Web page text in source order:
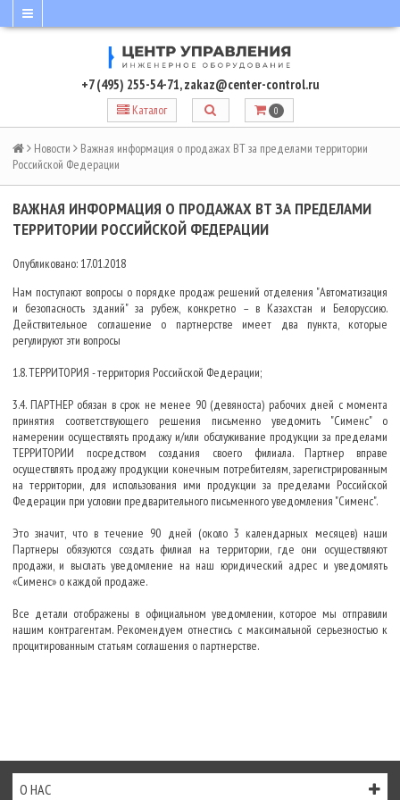
+7 (495) 255-54-71,zakaz@center-control.ru
Каталог 0
Новости
Важная информация о продажах BT за пределами территории
Российской Федерации
ВАЖНАЯ ИНФОРМАЦИЯ О ПРОДАЖАХ BT ЗА ПРЕДЕЛАМИ
ТЕРРИТОРИИ РОССИЙСКОЙ ФЕДЕРАЦИИ
Опубликовано: 17.01.2018
Нам поступают вопросы о порядке продаж решений отделения "Автоматизация
и безопасность зданий" за рубеж, конкретно – в Казахстан и Белоруссию.
Действительное соглашение о партнерстве имеет два пункта, которые
регулируют эти вопросы
1.8. ТЕРРИТОРИЯ - территория Российской Федерации;
3.4. ПАРТНЕР обязан в срок не менее 90 (девяноста) рабочих дней с момента
принятия соответствующего решения письменно уведомить "Сименс" о
намерении осуществлять продажу и/или обслуживание продукции за пределами
ТЕРРИТОРИИ посредством создания своего филиала. Партнер вправе
осуществлять продажу продукции конечным потребителям, зарегистрированным
на территории, для использования ими продукции за пределами Российской
Федерации при условии предварительного письменного уведомления "Сименс".
Это значит, что в течение 90 дней (около 3 календарных месяцев) наши
Партнеры обязуются создать филиал на территории, где они осуществляют
продажи, и выслать уведомление на наш юридический адрес и уведомлять
«Сименс» о каждой продаже.
Все детали отображены в официальном уведомлении, которое мы отправили
нашим контрагентам. Рекомендуем отнестись с максимальной серьезностью к
процитированным статьям соглашения о партнерстве.
О НАС